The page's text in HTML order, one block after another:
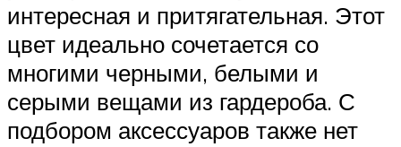
интересная и притягательная. Этот
цвет идеально сочетается со
многими черными, белыми и
серыми вещами из гардероба. С
подбором аксессуаров также нет